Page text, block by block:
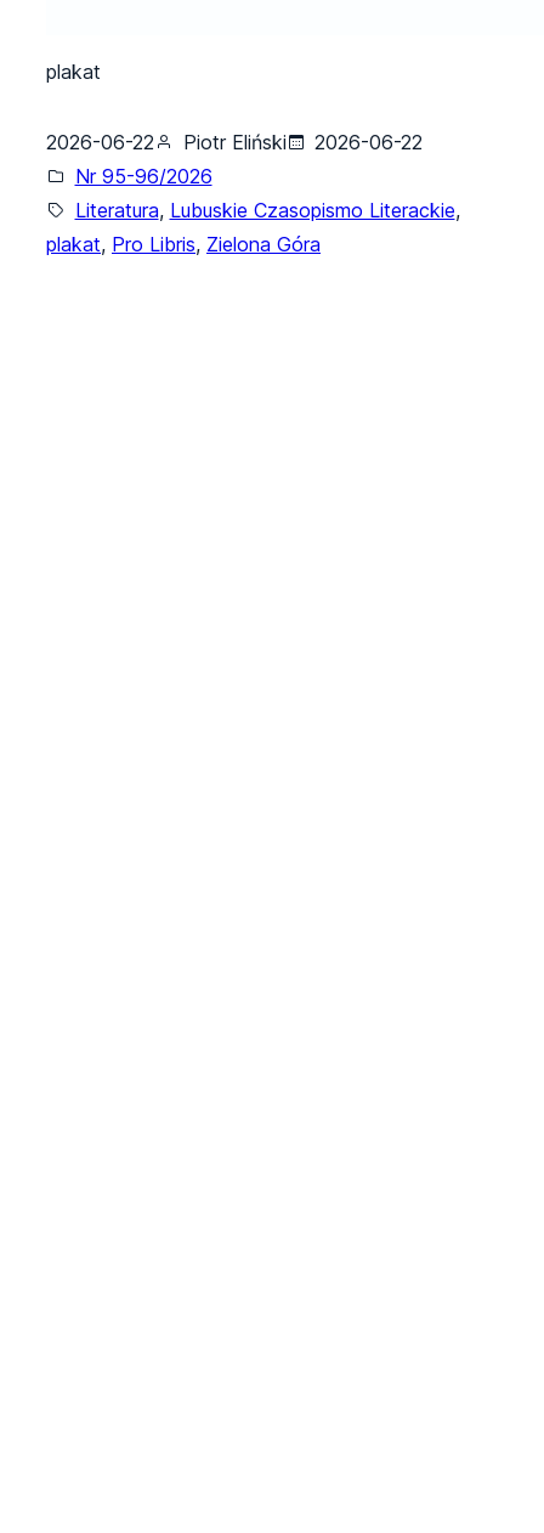
plakat
2026-06-22 Piotr Eliński
2026-06-22
Nr 95-96/2026
Literatura, Lubuskie Czasopismo Literackie,
plakat, Pro Libris, Zielona Góra